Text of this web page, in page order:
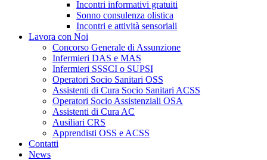
Incontri informativi gratuiti
Sonno consulenza olistica
Incontri e attività sensoriali
Lavora con Noi
Concorso Generale di Assunzione
Infermieri DAS e MAS
Infermieri SSSCI o SUPSI
Operatori Socio Sanitari OSS
Assistenti di Cura Socio Sanitari ACSS
Operatori Socio Assistenziali OSA
Assistenti di Cura AC
Ausiliari CRS
Apprendisti OSS e ACSS
Contatti
News